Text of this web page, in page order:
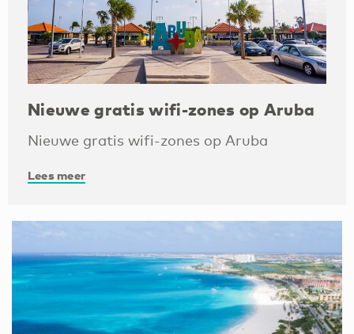
Nieuwe gratis wifi-zones op Aruba
Nieuwe gratis wifi-zones op Aruba
Lees meer